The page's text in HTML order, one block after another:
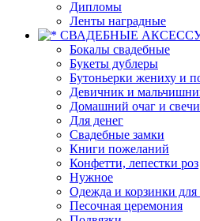
Дипломы
Ленты наградные
СВАДЕБНЫЕ
Бокалы свадебные
Букеты дублеры
Бутоньерки жениху и
Девичник и
Домашний очаг и свечи
Для денег
Свадебные замки
Книги пожеланий
Конфетти, лепестки роз
Нужное
Одежда и корзинки
Песочная церемония